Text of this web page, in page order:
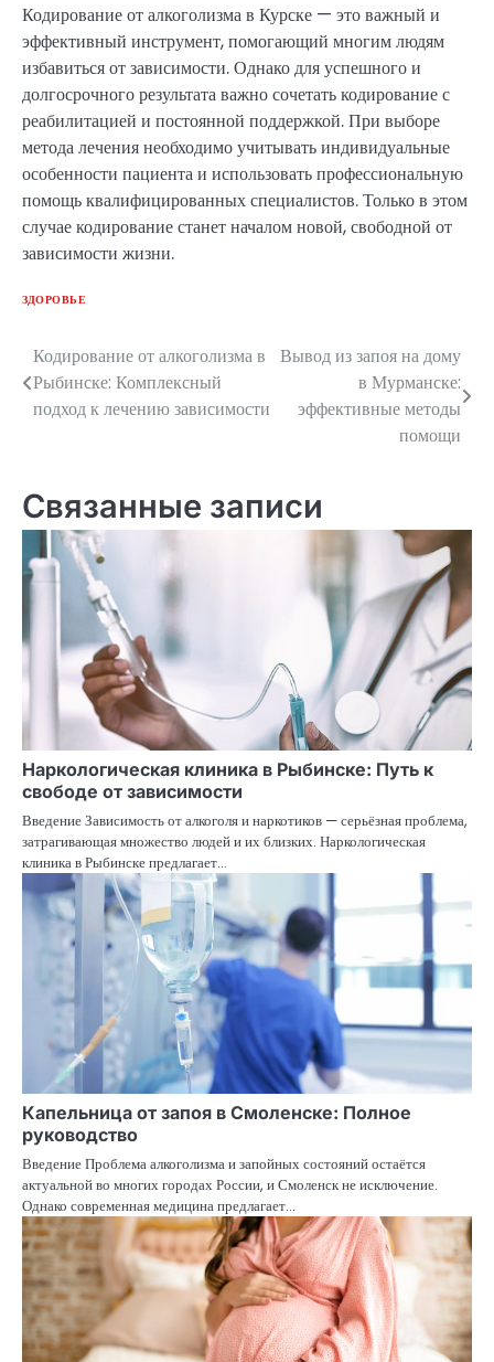
Кодирование от алкоголизма в Курске — это важный и
эффективный инструмент, помогающий многим людям
избавиться от зависимости. Однако для успешного и
долгосрочного результата важно сочетать кодирование с
реабилитацией и постоянной поддержкой. При выборе
метода лечения необходимо учитывать индивидуальные
особенности пациента и использовать профессиональную
помощь квалифицированных специалистов. Только в этом
случае кодирование станет началом новой, свободной от
зависимости жизни.
ЗДОРОВЬЕ
Навигация
по
Кодирование от алкоголизма в
Рыбинске: Комплексный
подход к лечению зависимости
Вывод из запоя на дому
в Мурманске:
эффективные методы
помощи
Связанные записи
Наркологическая клиника в Рыбинске: Путь к
свободе от зависимости
Введение Зависимость от алкоголя и наркотиков — серьёзная проблема,
затрагивающая множество людей и их близких. Наркологическая
клиника в Рыбинске предлагает…
Капельница от запоя в Смоленске: Полное
руководство
Введение Проблема алкоголизма и запойных состояний остаётся
актуальной во многих городах России, и Смоленск не исключение.
Однако современная медицина предлагает…